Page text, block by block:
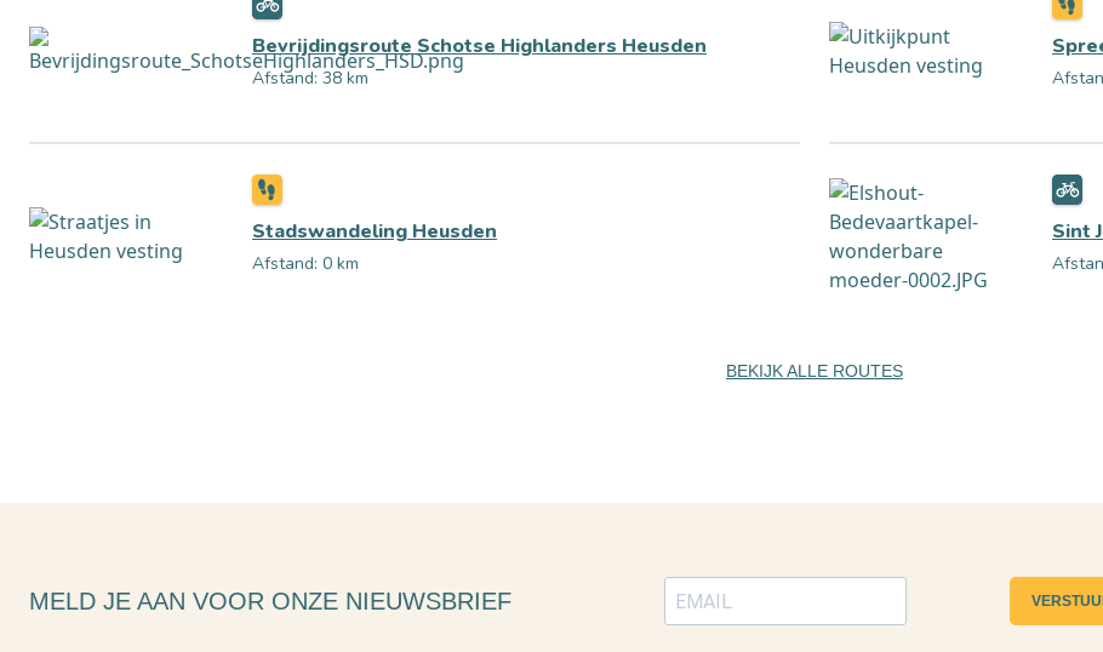
Bevrijdingsroute Schotse Highlanders Heusden
Afstand: 38 km
Stadswandeling Heusden
Afstand: 0 km
Sint
BEKIJK ALLE ROUTES
MELD JE AAN VOOR ONZE NIEUWSBRIEF